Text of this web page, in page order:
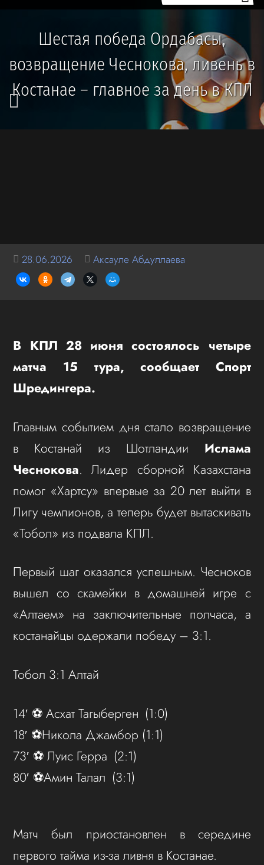
Шестая победа Ордабасы,
возвращение Чеснокова, ливень в
Костанае – главное за день в КПЛ
28.06.2026 Аксауле Абдуллаева
В КПЛ 28 июня состоялось четыре
матча 15 тура, сообщает Спорт
Шредингера.
Главным событием дня стало возвращение
в Костанай из Шотландии Ислама
Чеснокова. Лидер сборной Казахстана
помог «Хартсу» впервые за 20 лет выйти в
Лигу чемпионов, а теперь будет вытаскивать
«Тобол» из подвала КПЛ.
Первый шаг оказался успешным. Чесноков
вышел со скамейки в домашней игре с
«Алтаем» на заключительные полчаса, а
костанайцы одержали победу – 3:1.
Тобол 3:1 Алтай
14′ ⚽️ Асхат Тагыберген (1:0)
18′ ⚽️Никола Джамбор (1:1)
73′ ⚽️ Луис Герра (2:1)
80′ ⚽️Амин Талал (3:1)
Матч был приостановлен в середине
первого тайма из-за ливня в Костанае.